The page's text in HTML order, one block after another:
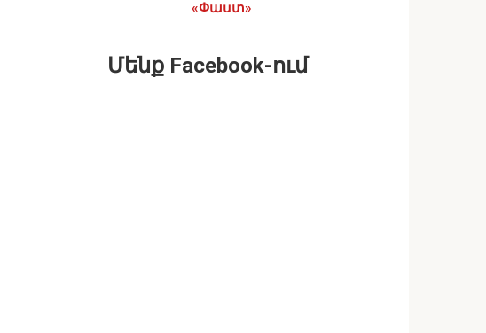
«Փաստ»
Մենք Facebook-ում